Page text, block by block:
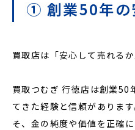
① 創業50年の
買取店は「安心して売れる
買取つむぎ 行徳店は創業50
てきた経験と信頼がありま
そ、金の純度や価値を正確に